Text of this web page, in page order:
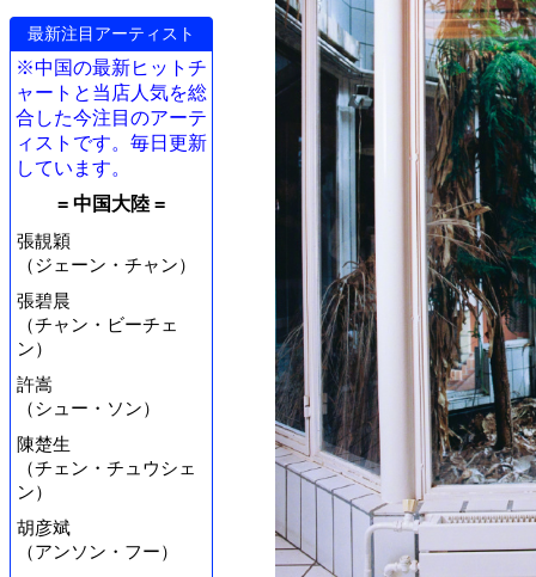
最新注目アーティスト
※中国の最新ヒットチ
ャートと当店人気を総
合した今注目のアーテ
ィストです。毎日更新
しています。
= 中国大陸 =
張靚穎
（ジェーン・チャン）
張碧晨
（チャン・ビーチェ
ン）
許嵩
（シュー・ソン）
陳楚生
（チェン・チュウシェ
ン）
胡彦斌
（アンソン・フー）